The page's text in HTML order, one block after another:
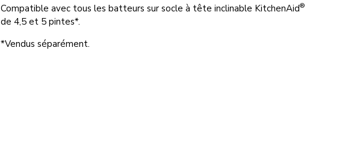
Compatible avec tous les batteurs sur socle à tête inclinable KitchenAid®
de 4,5 et 5 pintes*.
*Vendus séparément.